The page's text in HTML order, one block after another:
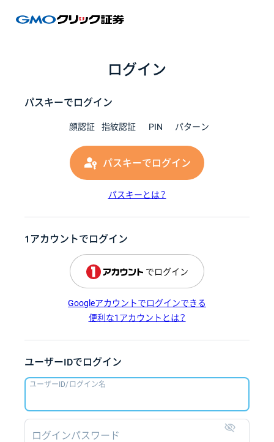
ログイン
パスキーでログイン
顔認証 指紋認証 PIN パターン
パスキーでログイン
パスキーとは？
1アカウントでログイン
でログイン
Googleアカウントでログインできる
便利な1アカウントとは？
ユーザーIDでログイン
ユーザーID/ログイン名
ログインパスワード